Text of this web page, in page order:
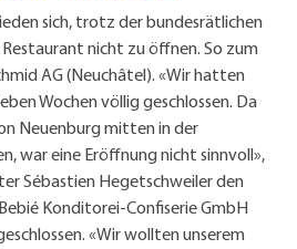
sich, trotz der bundesrätlichen
Restaurant nicht zu öffnen. So zum
AG (Neuchâtel). «Wir hatten
Wochen völlig geschlossen. Da
Neuenburg mitten in der
war eine Eröffnung nicht sinnvoll»,
Sébastien Hegetschweiler den
Konditorei-Confiserie GmbH
«Wir wollten unserem